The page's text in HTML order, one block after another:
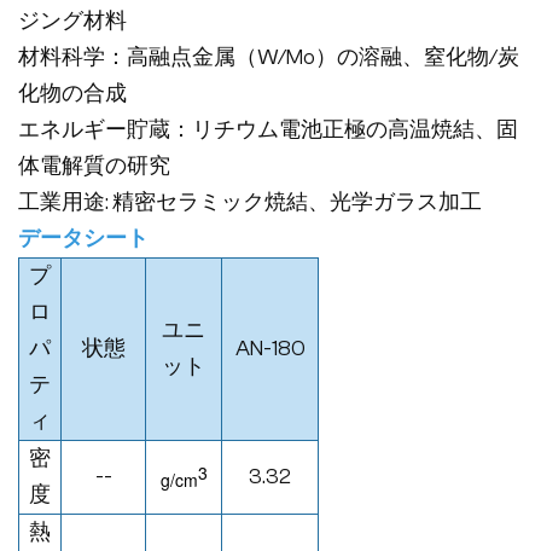
ジング材料
材料科学：高融点金属（W/Mo）の溶融、窒化物/炭
化物の合成
エネルギー貯蔵：リチウム電池正極の高温焼結、固
体電解質の研究
工業用途: 精密セラミック焼結、光学ガラス加工
データシート
プ
ロ
パ
テ
ィ
状態
ユニ
ット
AN-180
密
度
-- g/cm3 3.32
熱